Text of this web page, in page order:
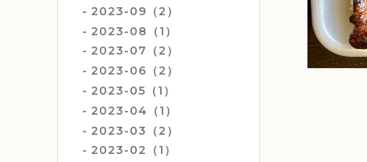
2023-09（2）
2023-08（1）
2023-07（2）
2023-06（2）
2023-05（1）
2023-04（1）
2023-03（2）
2023-02（1）